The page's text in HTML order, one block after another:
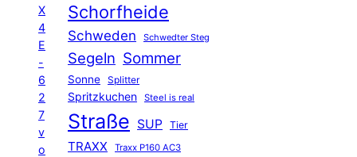
X
4
E
-
6
2
7
v
o
Schorfheide
Schweden Schwedter Steg
Segeln Sommer
Sonne Splitter
Spritzkuchen Steel is real
Straße SUP Tier
TRAXX Traxx P160 AC3